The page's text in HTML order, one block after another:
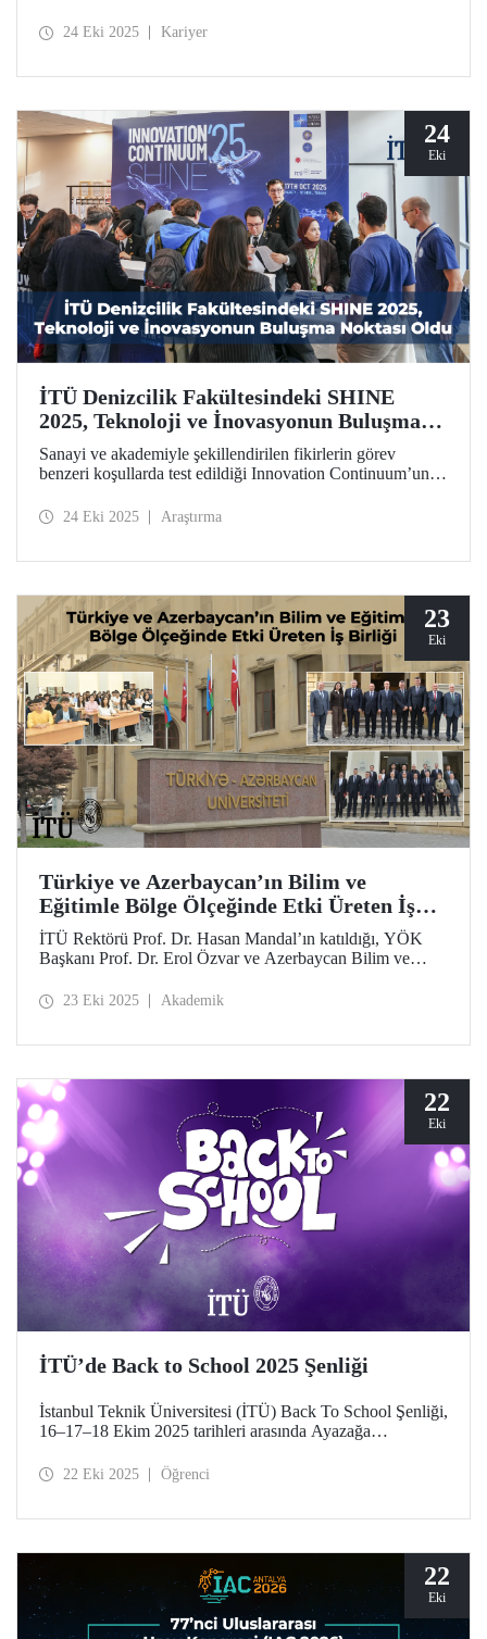
Yerleşkemizde başarıyla tamamladı.
24 Eki 2025 Kariyer
24
Eki
İTÜ Denizcilik Fakültesindeki SHINE
2025, Teknoloji ve İnovasyonun Buluşma
Noktası Oldu
Sanayi ve akademiyle şekillendirilen fikirlerin görev
benzeri koşullarda test edildiği Innovation Continuum’un
Denizcilik Fakültemizin katkısıyla Tuzla Yerleşkemizde
24 Eki 2025 Araştırma
23
Eki
Türkiye ve Azerbaycan’ın Bilim ve
Eğitimle Bölge Ölçeğinde Etki Üreten İş
Birliği
İTÜ Rektörü Prof. Dr. Hasan Mandal’ın katıldığı, YÖK
Başkanı Prof. Dr. Erol Özvar ve Azerbaycan Bilim ve
Azerbaycan Üniversitesi ve Karabağ Üniversitesi
23 Eki 2025 Akademik
22
Eki
İTÜ’de Back to School 2025 Şenliği
İstanbul Teknik Üniversitesi (İTÜ) Back To School Şenliği,
16–17–18 Ekim 2025 tarihleri arasında Ayazağa
etkinlikler ve konserlerle şenlik coşkusunu doyasıya yaşadı.
22 Eki 2025 Öğrenci
22
Eki